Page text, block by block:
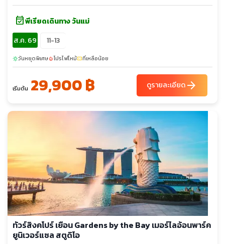
event_availableพีเรียดเดินทาง วันแม่
ส.ค. 69
11-13
sunnyวันหยุดพิเศษlocal_fire_departmentโปรไฟไหม้confirmation_numberที่เหลือน้อย
เริ่มต้น 29,900 ฿ ดูรายละเอียดarrow_forward
ทัวร์สิงคโปร์ เยือน Gardens by the Bay เมอร์ไลอ้อนพาร์ค
ยูนิเวอร์แซล สตูดิโอ